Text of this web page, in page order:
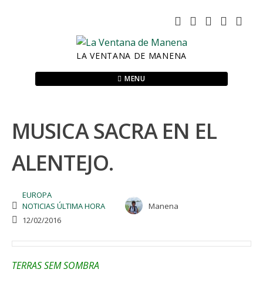
LA VENTANA DE MANENA
MENU
MUSICA SACRA EN EL
ALENTEJO.
EUROPA
NOTICIAS ÚLTIMA HORA
Manena
12/02/2016
TERRAS SEM SOMBRA